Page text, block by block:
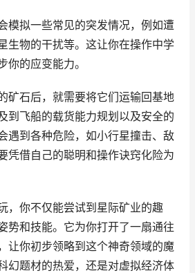
模拟一些常见的突发情况，例如遭
生物的干扰等。这让你在操作中学
你的应变能力。
矿石后，就需要将它们运输回基地
到飞船的载货能力规划以及安全的
遇到各种危险，如小行星撞击、敌
凭借自己的聪明和操作诀窍化险为
，你不仅能尝试到星际矿业的趣
势和技能。它为你打开了一扇通往
让你初步领略到这个神奇领域的魔
幻题材的热爱，还是对虚拟经济体